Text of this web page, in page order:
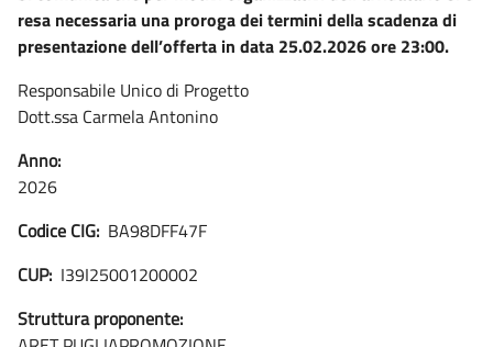
resa necessaria una proroga dei termini della scadenza di
presentazione dell’offerta in data 25.02.2026 ore 23:00.
Responsabile Unico di Progetto
Dott.ssa Carmela Antonino
Anno:
2026
Codice CIG: BA98DFF47F
CUP: I39I25001200002
Struttura proponente: